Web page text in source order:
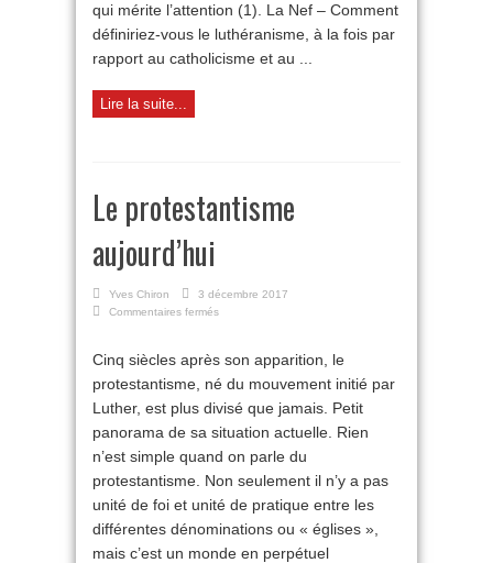
qui mérite l’attention (1). La Nef – Comment
définiriez-vous le luthéranisme, à la fois par
rapport au catholicisme et au ...
Lire la suite...
Le protestantisme
aujourd’hui
Yves Chiron
3 décembre 2017
Commentaires fermés
aujourd’hui
Cinq siècles après son apparition, le
protestantisme, né du mouvement initié par
Luther, est plus divisé que jamais. Petit
panorama de sa situation actuelle. Rien
n’est simple quand on parle du
protestantisme. Non seulement il n’y a pas
unité de foi et unité de pratique entre les
différentes dénominations ou « églises »,
mais c’est un monde en perpétuel